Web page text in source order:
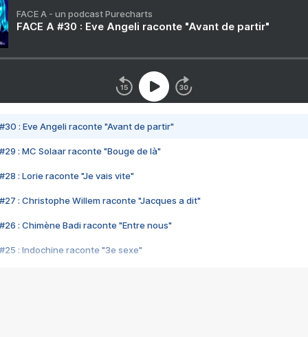
FACE A - un podcast Purecharts
FACE A #30 : Eve Angeli raconte "Avant de partir"
#30 : Eve Angeli raconte "Avant de partir"
#29 : MC Solaar raconte "Bouge de là"
#28 : Lorie raconte "Je vais vite"
#27 : Christophe Willem raconte "Jacques a dit"
#26 : Chimène Badi raconte "Entre nous"
#25 : Indochine raconte "3e sexe"